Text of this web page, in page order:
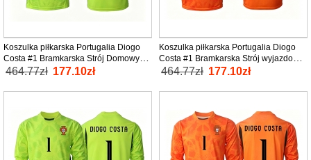
Koszulka piłkarska Portugalia Diogo
Costa #1 Bramkarska Strój Domowy
MŚ 2026 tanio Krótki Rękaw
464.77zł 177.10zł
Koszulka piłkarska Portugalia Diogo
Costa #1 Bramkarska Strój wyjazdowy
MŚ 2026 tanio Krótki Rękaw
464.77zł 177.10zł